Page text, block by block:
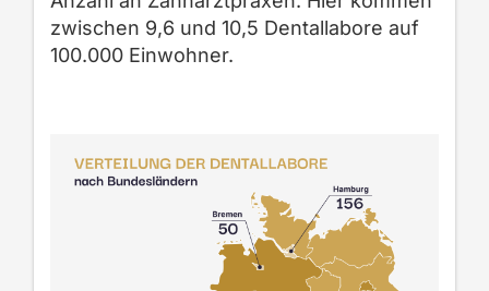
zwischen 9,6 und 10,5 Dentallabore auf
100.000 Einwohner.